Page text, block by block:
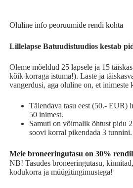
Oluline info peoruumide rendi kohta
Lillelapse Batuudistuudios kestab
Oleme mõeldud 25 lapsele ja 15
kõik korraga istuma!). Laste ja
vangerdusi, aga oluline on, et inimeste
Täiendava tasu eest (50.- EUR)
50 inimest.
Samuti on võimalik õhtust pidu
soovi korral pikendada 3 tunnini.
Meie broneeringutasu on 30%
NB! Tasudes broneeringutasu,
kodukorra ja müügitingimustega!